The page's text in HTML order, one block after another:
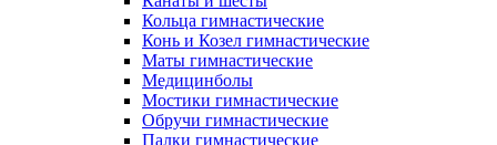
Кольца гимнастические
Конь и Козел гимнастические
Маты гимнастические
Медицинболы
Мостики гимнастические
Обручи гимнастические
Палки гимнастические